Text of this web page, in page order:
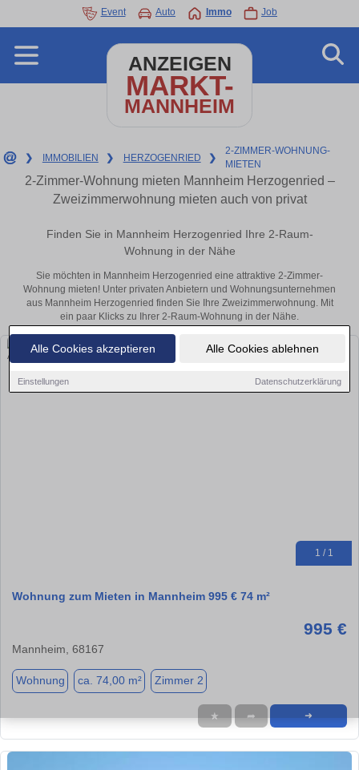
Alle Cookies akzeptieren Alle Cookies ablehnen
Einstellungen Datenschutzerklärung
Event Auto Immo Job
ANZEIGEN
MARKT-
MANNHEIM
❯ IMMOBILIEN ❯ HERZOGENRIED ❯
2-ZIMMER-WOHNUNG-
MIETEN
2-Zimmer-Wohnung mieten Mannheim Herzogenried –
Zweizimmerwohnung mieten auch von privat
Finden Sie in Mannheim Herzogenried Ihre 2-Raum-
Wohnung in der Nähe
Sie möchten in Mannheim Herzogenried eine attraktive 2-Zimmer-
Wohnung mieten! Unter privaten Anbietern und Wohnungsunternehmen
aus Mannheim Herzogenried finden Sie Ihre Zweizimmerwohnung. Mit
ein paar Klicks zu Ihrer 2-Raum-Wohnung in der Nähe.
1 / 1
Wohnung zum Mieten in Mannheim 995 € 74 m²
995 €
Mannheim, 68167
Wohnung ca. 74,00 m² Zimmer 2
★ ➦ ➜